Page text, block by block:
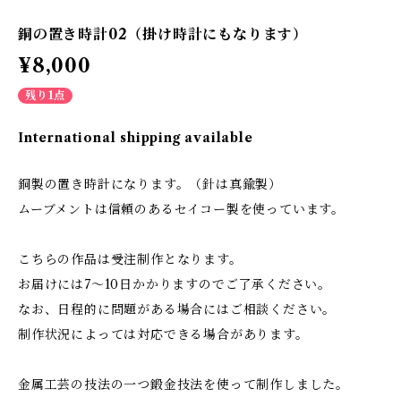
銅の置き時計02（掛け時計にもなります）
¥8,000
残り1点
International shipping available
銅製の置き時計になります。（針は真鍮製）
ムーブメントは信頼のあるセイコー製を使っています。
こちらの作品は受注制作となります。
お届けには7〜10日かかりますのでご了承ください。
なお、日程的に問題がある場合にはご相談ください。
制作状況によっては対応できる場合があります。
金属工芸の技法の一つ鍛金技法を使って制作しました。